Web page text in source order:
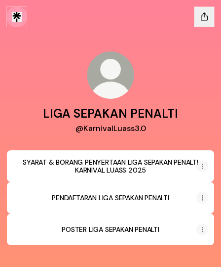
LIGA SEPAKAN PENALTI
@KarnivalLuass3.0
SYARAT & BORANG PENYERTAAN LIGA SEPAKAN PENALTI
KARNIVAL LUASS 2025
PENDAFTARAN LIGA SEPAKAN PENALTI
POSTER LIGA SEPAKAN PENALTI